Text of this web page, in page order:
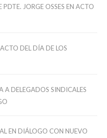
PDTE. JORGE OSSES EN ACTO
DEL DÍA DE LOS
A DELEGADOS SINDICALES
EN DIÁLOGO CON NUEVO